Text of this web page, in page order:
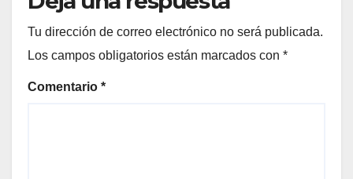
Tu dirección de correo electrónico no será publicada.
Los campos obligatorios están marcados con *
Comentario *